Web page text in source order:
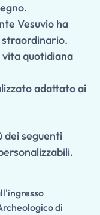
Vesuvio ha
quotidiana
adattato ai
dei seguenti
di